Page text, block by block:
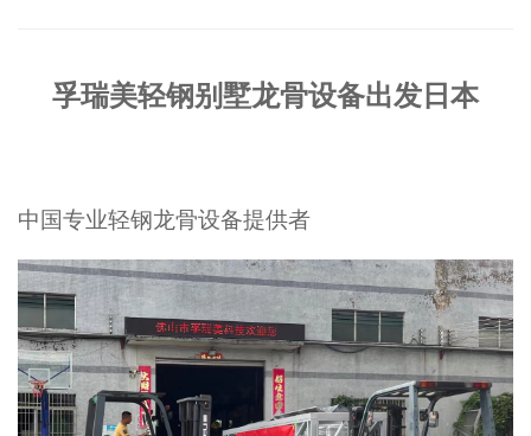
孚瑞美轻钢别墅龙骨设备出发日本
中国专业轻钢龙骨设备提供者